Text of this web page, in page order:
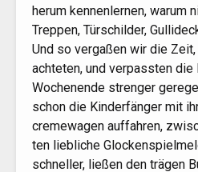
her­um ken­nen­ler­nen, war­um
Trep­pen, Tür­schil­der,
Und so ver­ga­ßen wir die
ach­te­ten, und ver­pass­ten
Wochen­en­de stren­ger
schon die Kin­der­fän­ger mit
creme­wa­gen auf­fah­ren,
ten lieb­li­che
schnel­ler, lie­ßen den trä­gen